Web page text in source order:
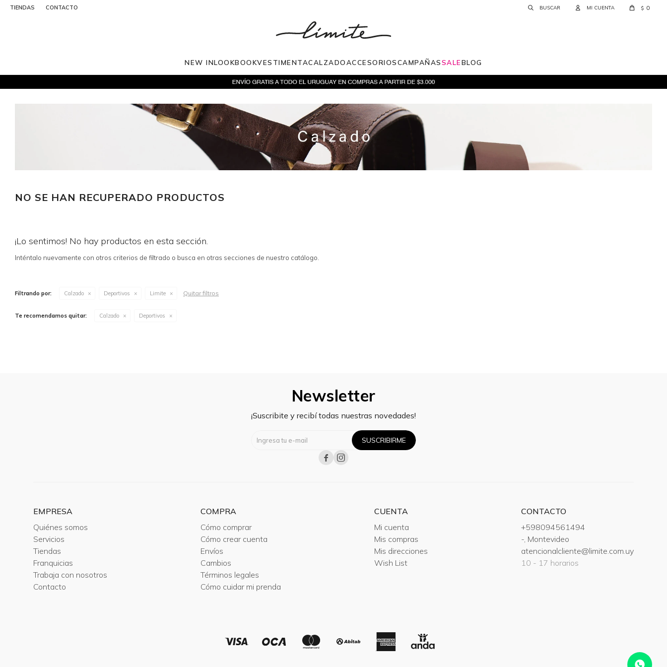
NEW INLOOKBOOKVESTIMENTACALZADOACCESORIOSCAMPAÑASSALEBLOG
TIENDAS CONTACTO $ 0
NO SE HAN RECUPERADO PRODUCTOS
¡Lo sentimos! No hay productos en esta sección.
Inténtalo nuevamente con otros criterios de filtrado o busca en otras secciones de nuestro catálogo.
Filtrando por: Calzado Deportivos Limite Quitar filtros
Te recomendamos quitar: Calzado Deportivos
Newsletter
¡Suscribite y recibí todas nuestras novedades!
SUSCRIBIRME
 
EMPRESA
Quiénes somos
Servicios
Tiendas
Franquicias
Trabaja con nosotros
Contacto
COMPRA
Cómo comprar
Cómo crear cuenta
Envíos
Cambios
Términos legales
Cómo cuidar mi prenda
CUENTA
Mi cuenta
Mis compras
Mis direcciones
Wish List
CONTACTO
+598094561494
-, Montevideo
atencionalcliente@limite.com.uy
10 - 17 horarios